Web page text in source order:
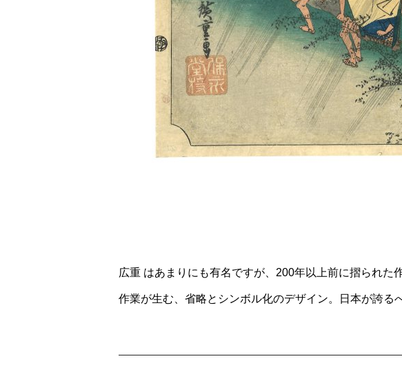
広重 はあまりにも有名ですが、200年以上前に摺られ
作業が生む、省略とシンボル化のデザイン。日本が誇る